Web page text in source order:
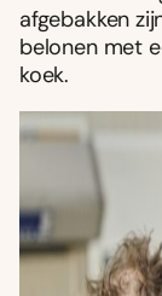
afgebakken
belonen met
koek.